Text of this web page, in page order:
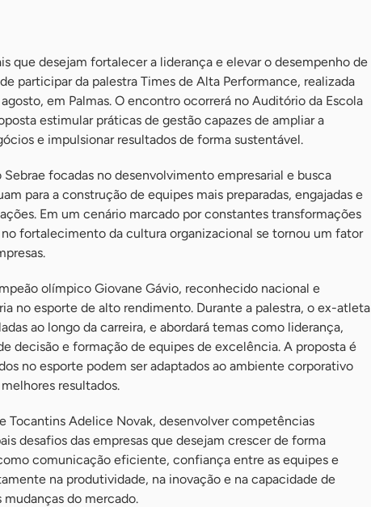
que desejam fortalecer a liderança e elevar o desempenho de
participar da palestra Times de Alta Performance, realizada
em Palmas. O encontro ocorrerá no Auditório da Escola
estimular práticas de gestão capazes de ampliar a
e impulsionar resultados de forma sustentável.
focadas no desenvolvimento empresarial e busca
para a construção de equipes mais preparadas, engajadas e
Em um cenário marcado por constantes transformações
fortalecimento da cultura organizacional se tornou um fator
olímpico Giovane Gávio, reconhecido nacional e
no esporte de alto rendimento. Durante a palestra, o ex-atleta
ao longo da carreira, e abordará temas como liderança,
decisão e formação de equipes de excelência. A proposta é
no esporte podem ser adaptados ao ambiente corporativo
resultados.
Tocantins Adelice Novak, desenvolver competências
desafios das empresas que desejam crescer de forma
comunicação eficiente, confiança entre as equipes e
na produtividade, na inovação e na capacidade de
do mercado.